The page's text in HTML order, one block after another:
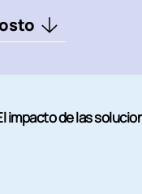
impacto de las